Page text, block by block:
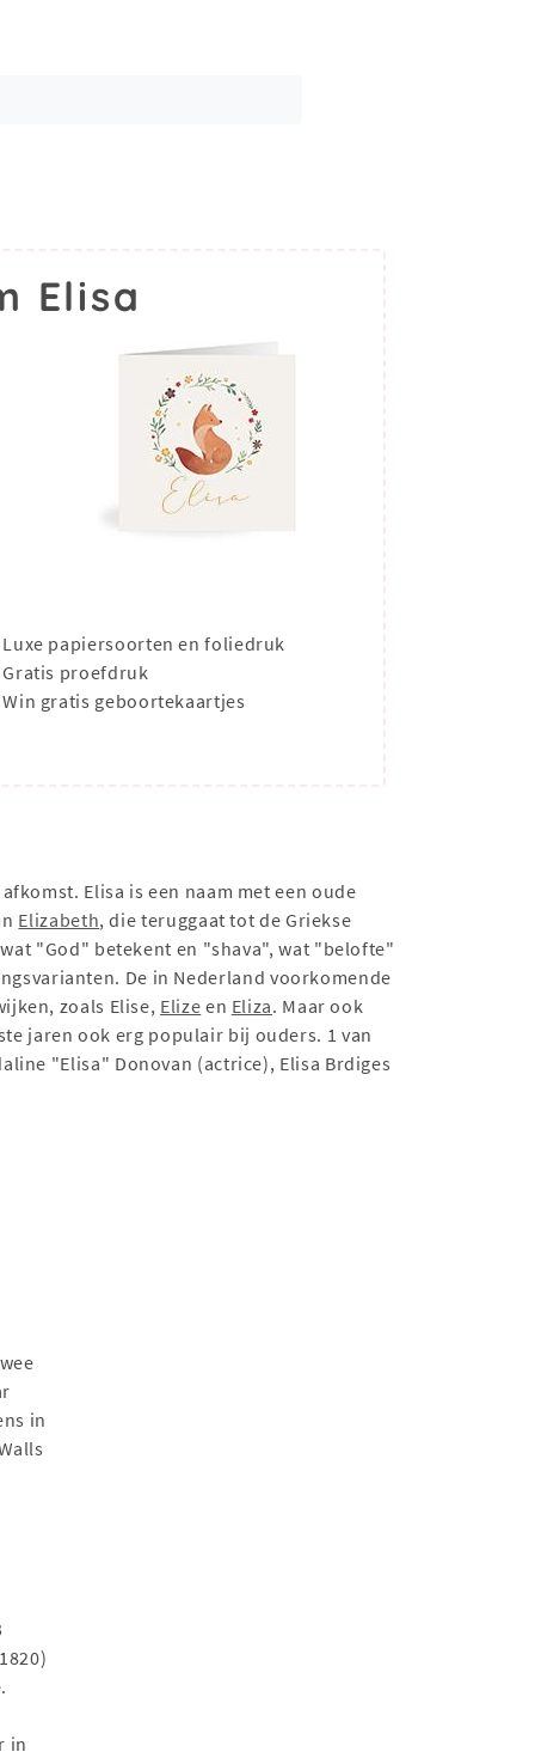
Elisa
Luxe papiersoorten en foliedruk
Gratis proefdruk
Win gratis geboortekaartjes
Elisa is een naam met een oude
Elizabeth, die teruggaat tot de Griekse
"God" betekent en "shava", wat "belofte"
De in Nederland voorkomende
zoals Elise, Elize en Eliza. Maar ook
jaren ook erg populair bij ouders. 1 van
"Elisa" Donovan (actrice), Elisa Brdiges
in
in